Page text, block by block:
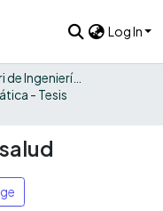
Log In
Facultad Barberi de Ingeniería, Diseño y Ciencias Aplicadas
- Tesis